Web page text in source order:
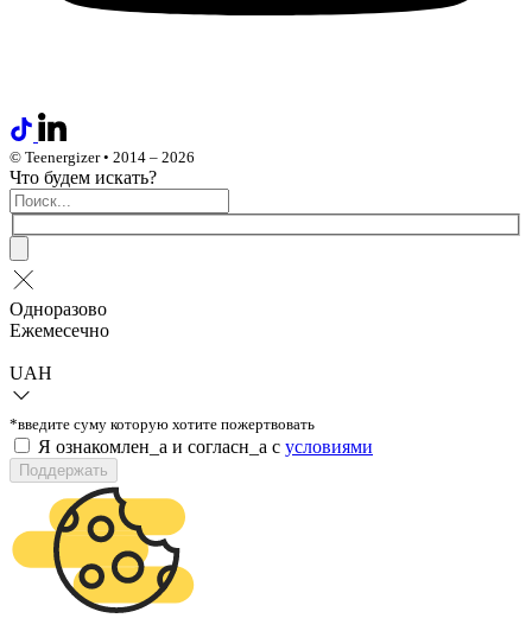
© Teenergizer • 2014 – 2026
Что будем искать?
Одноразово
Ежемесечно
UAH
*введите суму которую хотите пожертвовать
Я ознакомлен_а и согласн_а c условиями
Поддержать